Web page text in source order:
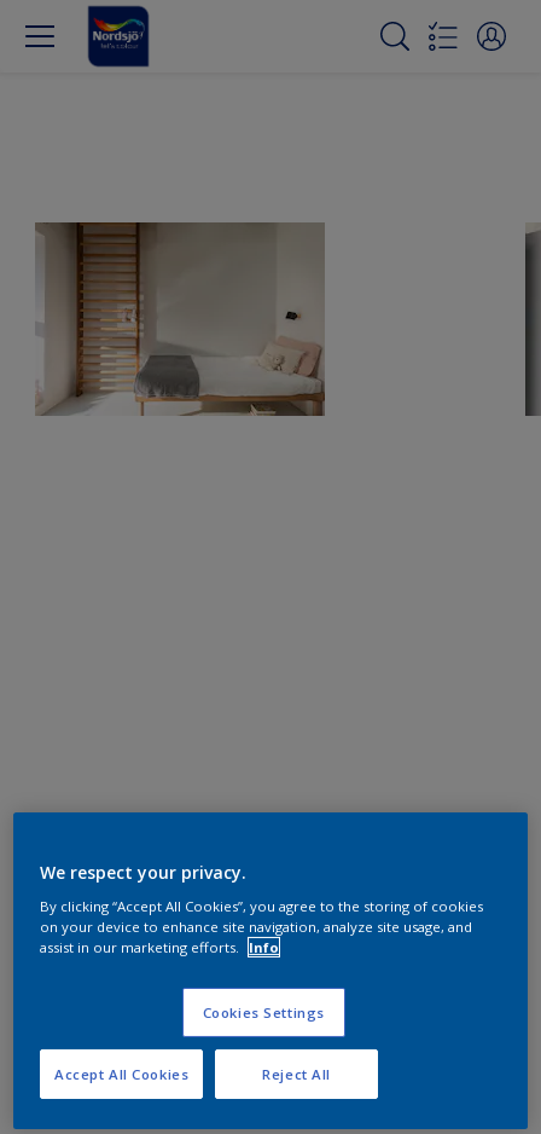
We respect your privacy.
By clicking “Accept All Cookies”, you agree to the storing of cookies
on your device to enhance site navigation, analyze site usage, and
assist in our marketing efforts.
Info
Cookies Settings
Reject All
Accept All Cookies